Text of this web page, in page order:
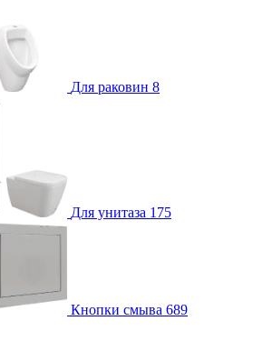
Для раковин 8
Для унитаза 175
Кнопки смыва 689